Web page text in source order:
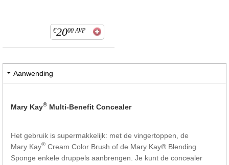
€2000 AVP
Aanwending
Mary Kay® Multi-Benefit Concealer
Het gebruik is supermakkelijk: met de vingertoppen, de
Mary Kay® Cream Color Brush of de Mary Kay® Blending
Sponge enkele druppels aanbrengen. Je kunt de concealer